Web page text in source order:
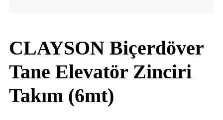
CLAYSON Biçerdöver
Tane Elevatör Zinciri
Takım (6mt)